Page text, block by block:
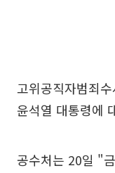
고위공직자범죄
윤석열 대통령에
공수처는 20일 "